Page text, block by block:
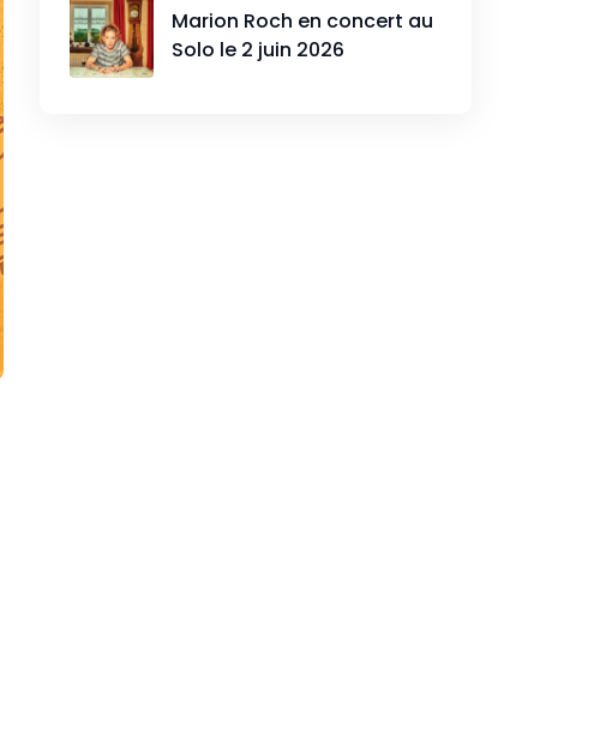
Marion Roch en concert au
Solo le 2 juin 2026